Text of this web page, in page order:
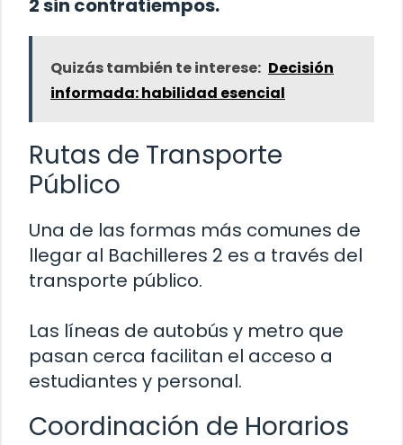
2 sin contratiempos.
Quizás también te interese: Decisión
informada: habilidad esencial
Rutas de Transporte
Público
Una de las formas más comunes de
llegar al Bachilleres 2 es a través del
transporte público.
Las líneas de autobús y metro que
pasan cerca facilitan el acceso a
estudiantes y personal.
Coordinación de Horarios